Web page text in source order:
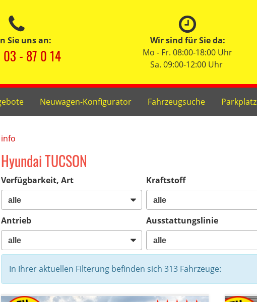
Sie uns an:
- 87 0 14
Wir sind für Sie da:
Mo - Fr. 08:00-18:00 Uhr
Sa. 09:00-12:00 Uhr
Neuwagen-Konfigurator Fahrzeugsuche
info
Hyundai TUCSON
Verfügbarkeit, Art Kraftstoff
Antrieb Ausstattungslinie
In Ihrer aktuellen Filterung befinden sich 313Fahrzeuge: